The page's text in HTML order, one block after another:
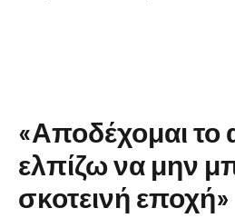
«Αποδέχομαι το
ελπίζω να μην
σκοτεινή εποχή»